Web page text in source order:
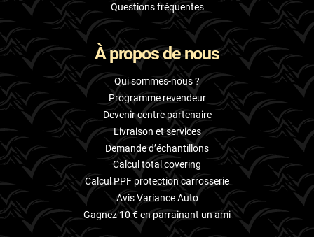
Questions fréquentes
À propos de nous
Qui sommes-nous ?
Programme revendeur
Devenir centre partenaire
Livraison et services
Demande d’échantillons
Calcul total covering
Calcul PPF protection carrosserie
Avis Variance Auto
Gagnez 10 € en parrainant un ami